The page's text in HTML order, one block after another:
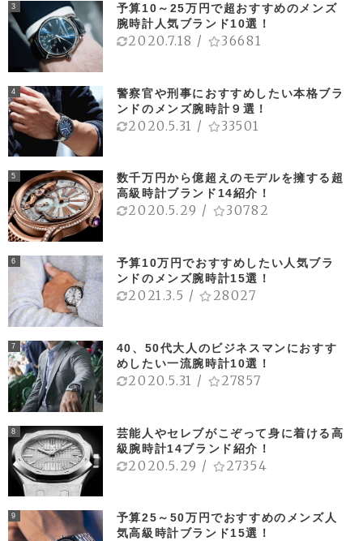
3
予算10～25万円で超おすすめのメンズ
腕時計人気ブランド10選！
2020.7.18 / 36681
4
警察官や刑事におすすめしたい本格ブラ
ンドのメンズ腕時計９選！
2020.5.31 / 33501
5
数千万円から億超えのモデルを擁する超
高級時計ブランド14紹介！
2020.5.29 / 30782
6
予算10万円でおすすめしたい人気ブラ
ンドのメンズ腕時計15選！
2021.3.5 / 28027
7
40、50代大人のビジネスマンにおすす
めしたい一流腕時計10選！
2020.5.31 / 27857
8
芸能人やセレブがこぞって身に着ける高
級腕時計14ブランド紹介！
2020.5.29 / 27354
9
予算25～50万円でおすすめのメンズ人
気高級時計ブランド15選！